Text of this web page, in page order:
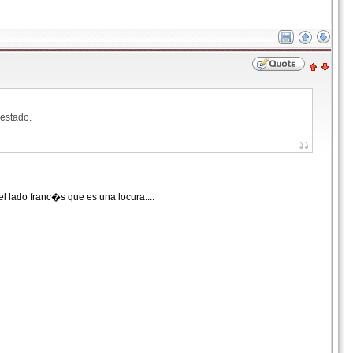
lado franc�s que es una locura....